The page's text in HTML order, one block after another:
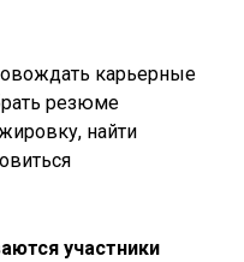
карьерные
резюме
найти
участники